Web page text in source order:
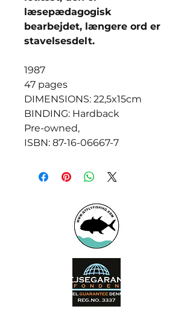
læsepædagogisk
bearbejdet, længere ord er
stavelsesdelt.
1987
47 pages
DIMENSIONS: 22,5x15cm
BINDING: Hardback
Pre-owned,
ISBN: 87-16-06667-7